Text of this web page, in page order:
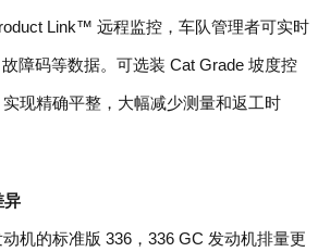
Link™ 远程监控，车队管理者可实时
障码等数据。可选装 Cat Grade 坡度控
现精确平整，大幅减少测量和返工时
异
机的标准版 336，336 GC 发动机排量更